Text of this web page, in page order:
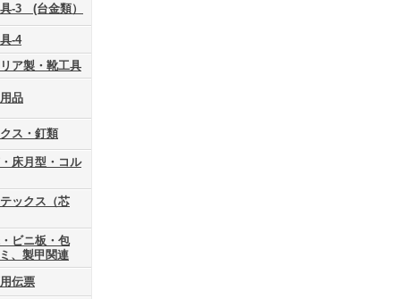
-3 (台金類）
-4
ア製・靴工具
品
ス・釘類
床月型・コル
ックス（芯
ビニ板・包
、製甲関連
伝票